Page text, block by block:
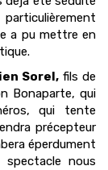
a pu mettre en
Sorel, fils de
Bonaparte, qui
qui tente
précepteur
éperdument
nous